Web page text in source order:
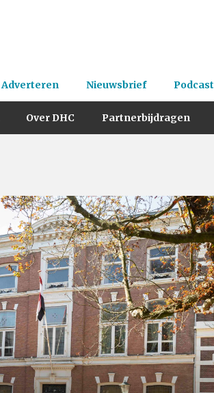
Adverteren Nieuwsbrief Podcast
Over DHC Partnerbijdragen